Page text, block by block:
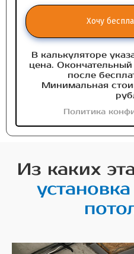
Хочу
В калькуляторе
цена.
после
Минимальная
Политика
Из каких